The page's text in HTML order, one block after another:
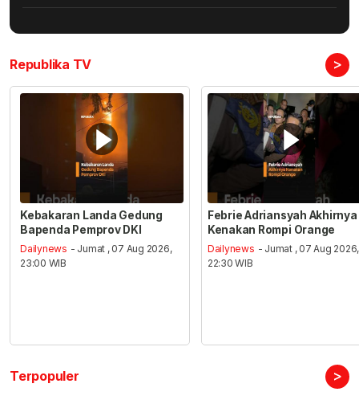
Republika TV >
Kebakaran Landa Gedung
Bapenda Pemprov DKI
Dailynews - Jumat , 07 Aug 2026,
23:00 WIB
Febrie Adriansyah Akhirnya
Kenakan Rompi Orange
Dailynews - Jumat , 07 Aug 2026,
22:30 WIB
Terpopuler >